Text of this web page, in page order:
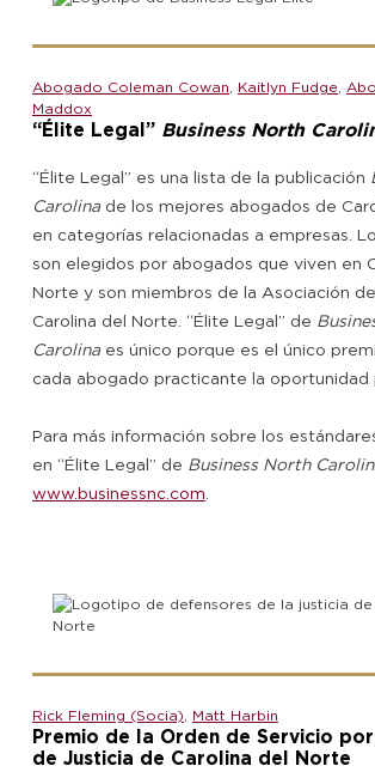
Abogado Coleman Cowan, Kaitlyn Fudge,
Maddox
“Élite Legal” Business North
“Élite Legal” es una lista de la publicación
Carolina de los mejores abogados de
en categorías relacionadas a empresas.
son elegidos por abogados que viven en
Norte y son miembros de la Asociación
Carolina del Norte. “Élite Legal” de
Carolina es único porque es el único
cada abogado practicante la oportunidad
Para más información sobre los
en “Élite Legal” de Business North
www.businessnc.com
Rick Fleming (Socia), Matt Harbin
Premio de la Orden de Servicio
de Justicia de Carolina del Norte